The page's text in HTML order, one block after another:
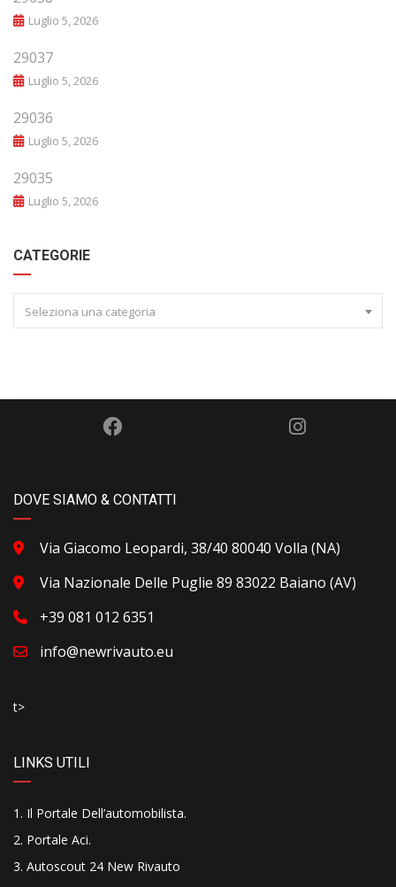
Luglio 5, 2026
29037
Luglio 5, 2026
29036
Luglio 5, 2026
29035
Luglio 5, 2026
CATEGORIE
Seleziona una categoria
DOVE SIAMO & CONTATTI
Via Giacomo Leopardi, 38/40 80040 Volla (NA)
Via Nazionale Delle Puglie 89 83022 Baiano (AV)
+39 081 012 6351
info@newrivauto.eu
t>
LINKS UTILI
Il Portale Dell’automobilista.
Portale Aci.
Autoscout 24 New Rivauto